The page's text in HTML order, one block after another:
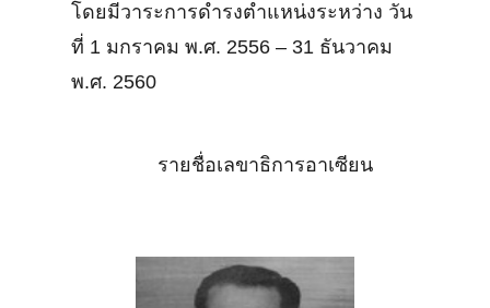
โดยมีวาระการดำรงตำแหน่งระหว่าง วัน
ที่ 1 มกราคม พ.ศ. 2556 – 31 ธันวาคม
พ.ศ. 2560
รายชื่อเลขาธิการอาเซียน